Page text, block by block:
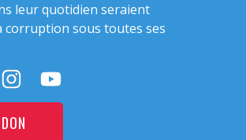
leur quotidien seraient
corruption sous toutes ses